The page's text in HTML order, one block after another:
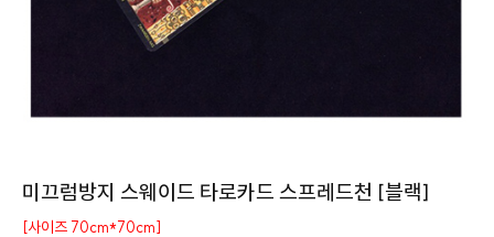
미끄럼방지 스웨이드 타로카드 스프레드천 [블랙]
[사이즈 70cm*70cm]